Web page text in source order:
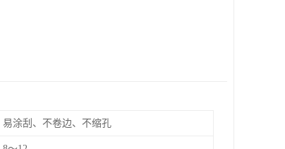
易涂刮、不卷边、不缩孔